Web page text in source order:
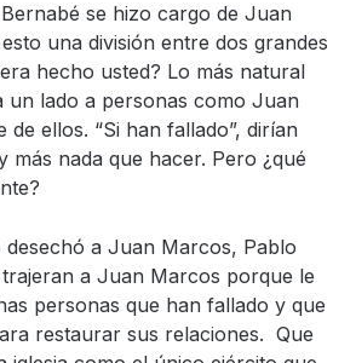
se hizo cargo de Juan
una división entre dos grandes
hecho usted? Lo más natural
un lado a personas como Juan
de ellos. “Si han fallado”, dirían
más nada que hacer. Pero ¿qué
a Juan Marcos, Pablo
a Juan Marcos porque le
personas que han fallado y que
restaurar sus relaciones. Que